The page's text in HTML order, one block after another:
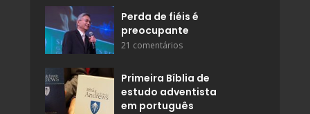
Perda de fiéis é
preocupante
21 comentários
Primeira Bíblia de
estudo adventista
em português